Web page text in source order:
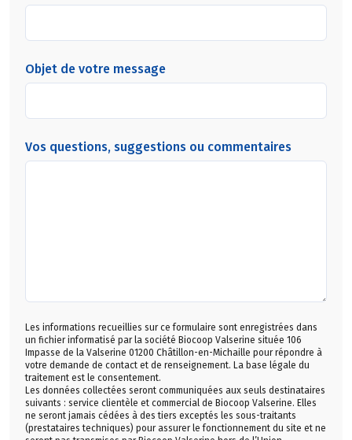
Objet de votre message
Vos questions, suggestions ou commentaires
Les informations recueillies sur ce formulaire sont enregistrées dans
un fichier informatisé par la société Biocoop Valserine située 106
Impasse de la Valserine 01200 Châtillon-en-Michaille pour répondre à
votre demande de contact et de renseignement. La base légale du
traitement est le consentement.
Les données collectées seront communiquées aux seuls destinataires
suivants : service clientèle et commercial de Biocoop Valserine. Elles
ne seront jamais cédées à des tiers exceptés les sous-traitants
(prestataires techniques) pour assurer le fonctionnement du site et ne